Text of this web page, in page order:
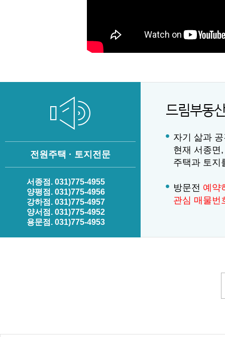
전원주택 · 토지전문
서종점. 031)775-4955
양평점. 031)775-4956
강하점. 031)775-4957
양서점. 031)775-4952
용문점. 031)775-4953
드림부동
자기 삶과
현재 서종면
주택과 토지
방문전 예약
관심 매물번